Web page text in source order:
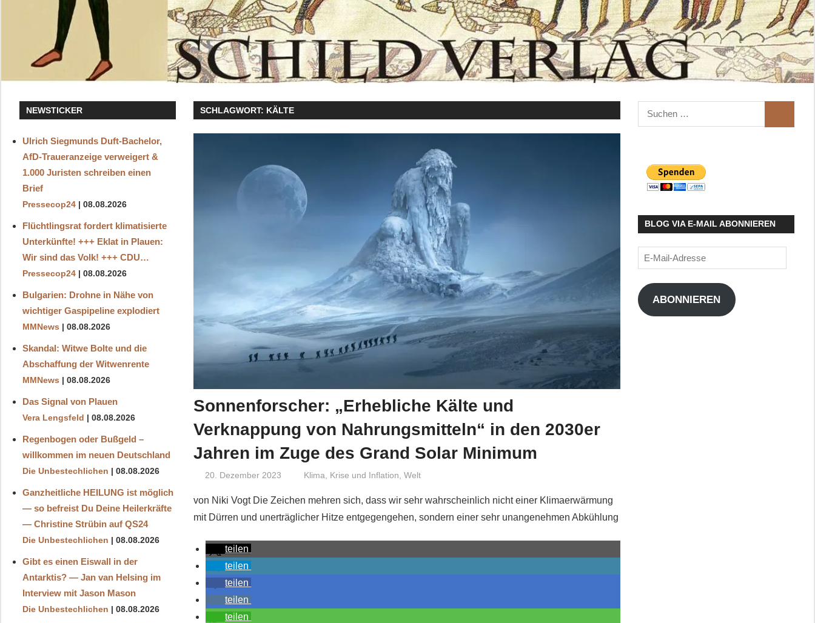
SCHLAGWORT: KÄLTE
Sonnenforscher: „Erhebliche Kälte und
Verknappung von Nahrungsmitteln“ in den 2030er
Jahren im Zuge des Grand Solar Minimum
20. Dezember 2023 Niki Vogt
Klima Krise und Inflation Welt
von Niki Vogt Die Zeichen mehren sich, dass wir sehr wahrscheinlich nicht einer Klimaerwärmung
mit Dürren und unerträglicher Hitze entgegengehen, sondern einer sehr unangenehmen Abkühlung
teilen
teilen
teilen
teilen
teilen
NEWSTICKER
Ulrich Siegmunds Duft-Bachelor,
AfD-Traueranzeige verweigert &
1.000 Juristen schreiben einen
Brief
Pressecop24 08.08.2026
Flüchtlingsrat fordert klimatisierte
Unterkünfte! +++ Eklat in Plauen:
Wir sind das Volk! +++ CDU…
Pressecop24 08.08.2026
Bulgarien: Drohne in Nähe von
wichtiger Gaspipeline explodiert
MMNews 08.08.2026
Skandal: Witwe Bolte und die
Abschaffung der Witwenrente
MMNews 08.08.2026
Das Signal von Plauen
Vera Lengsfeld 08.08.2026
Regenbogen oder Bußgeld –
willkommen im neuen Deutschland
Die Unbestechlichen 08.08.2026
Ganzheitliche HEILUNG ist möglich
— so befreist Du Deine Heilerkräfte
— Christine Strübin auf QS24
Die Unbestechlichen 08.08.2026
Gibt es einen Eiswall in der
Antarktis? — Jan van Helsing im
Interview mit Jason Mason
Die Unbestechlichen 08.08.2026
Suchen
nach:
BLOG VIA E-MAIL ABONNIEREN
E-
Mail-
Adresse
ABONNIEREN